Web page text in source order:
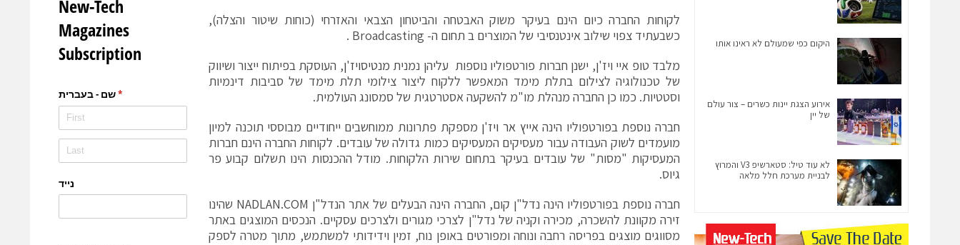
לקוחות החברה כיום הינם בעיקר משוק האבטחה והביטחון הצבאי והאזרחי (כוחות שיטור והצלה),
כשבעתיד צפוי שילוב אינטנסיבי של המוצרים ב תחום ה- Broadcasting .
מלבד טופ איי ויז'ן, ישנן חברות פורטפוליו נוספות עליהן נמנית מנטיסויז'ן, העוסקת בפיתוח ייצור ושיווק
של טכנולוגיה לצילום בתלת מימד המאפשר ללקוח ליצור צילומי תלת מימד של סביבות דינמיות
וסטטיות. כמו כן החברה מנהלת מו"מ להשקעה אסטרטגית של סמסונג העולמית.
חברה נוספת בפורטפוליו הינהאייץ אר ויז'ן מספקת פתרונות ממוחשבים ייחודיים מבוססי תוכנה למיון
מועמדים לשוק העבודה עבור מעסיקים המעסיקים כמות גדולה של עובדים. לקוחות החברה הינם חברות
המעסיקות "מסות" של עובדים בעיקר בתחום שירות הלקוחות. מודל ההכנסות הינו תשלום קבוע פר
גיוס.
חברה נוספת בפורטפוליו הינה נדל"ן קום, החברה הינה הבעלים של אתר הנדל"ן NADLAN.COM שהינו
זירה מקוונת להשכרה, מכירה וקניה של נדל"ן לצרכי מגורים ולצרכים עסקיים. הנכסים המוצגים באתר
מסווגים מוצגים בפריסה רחבה ונוחה ומפורטים באופן נוח, זמין וידידותי למשתמש, מתוך מטרה לספק
היקום כפי שמעולם לא ראינו אותו
אירוע הצגת יינות כשרים – צור עולם
של יין
לא עוד טיל: סטארשיפ V3 והמרוץ
לבניית מערכת חלל מלאה